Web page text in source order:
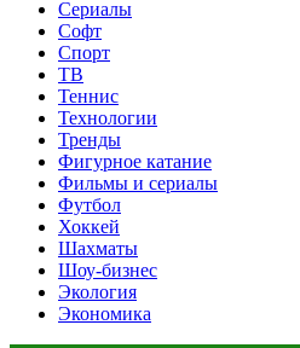
Сериалы
Софт
Спорт
ТВ
Теннис
Технологии
Тренды
Фигурное катание
Фильмы и сериалы
Футбол
Хоккей
Шахматы
Шоу-бизнес
Экология
Экономика